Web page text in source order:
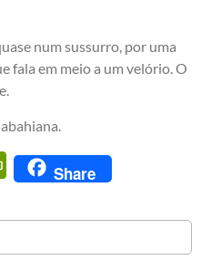
num sussurro, por uma
fala em meio a um velório. O
PrintFriendly
Share